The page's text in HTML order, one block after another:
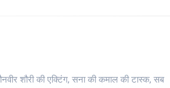
शौरी की एक्टिंग, सना की कमाल की टास्क, सब